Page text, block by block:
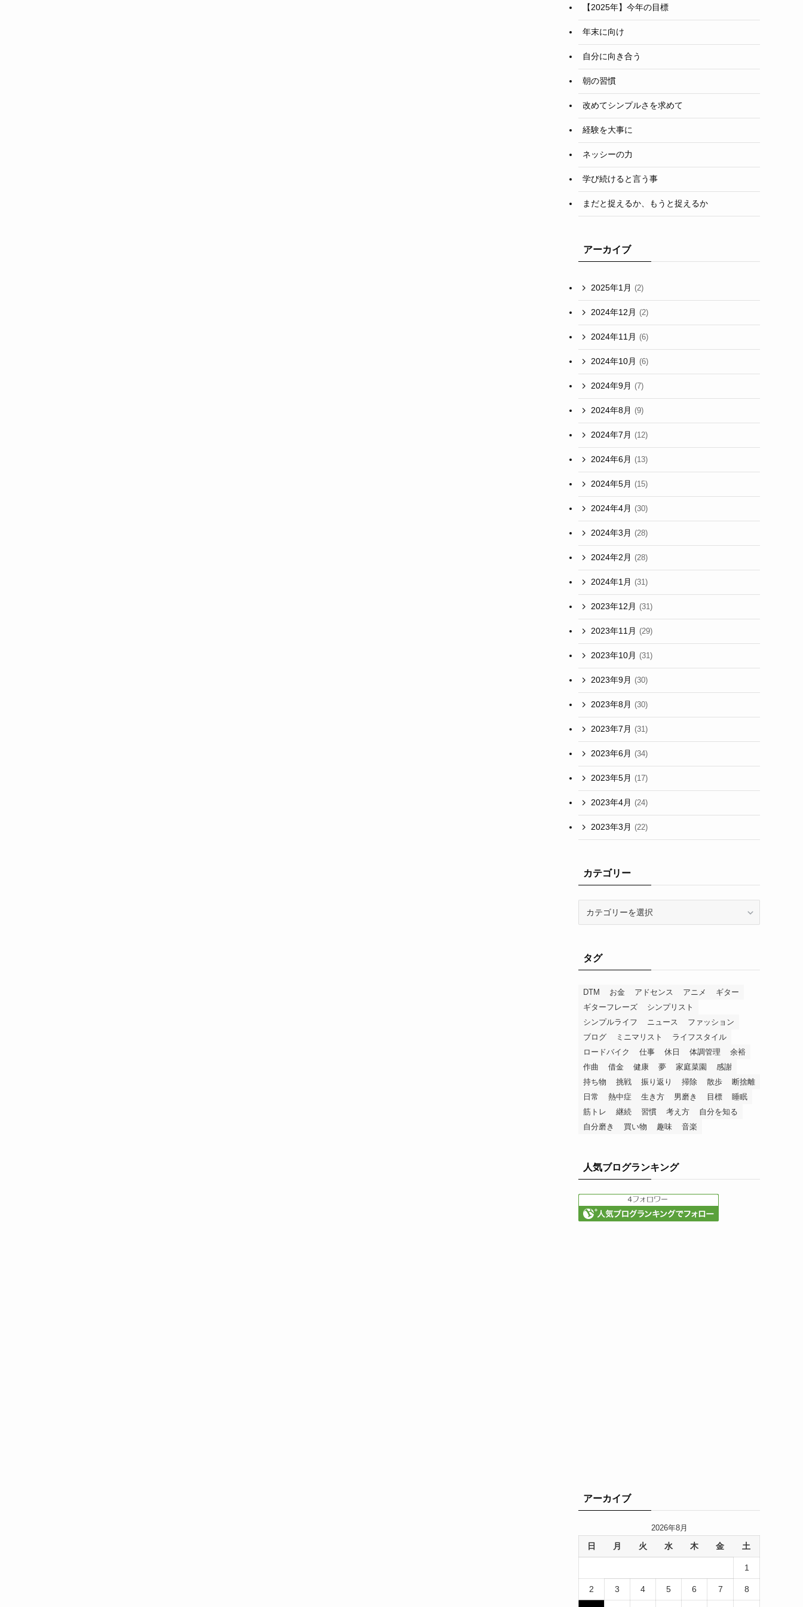
【2025年】今年の目標
年末に向け
自分に向き合う
朝の習慣
改めてシンプルさを求めて
経験を大事に
ネッシーの力
学び続けると言う事
まだと捉えるか、もうと捉えるか
アーカイブ
2025年1月 (2)
2024年12月 (2)
2024年11月 (6)
2024年10月 (6)
2024年9月 (7)
2024年8月 (9)
2024年7月 (12)
2024年6月 (13)
2024年5月 (15)
2024年4月 (30)
2024年3月 (28)
2024年2月 (28)
2024年1月 (31)
2023年12月 (31)
2023年11月 (29)
2023年10月 (31)
2023年9月 (30)
2023年8月 (30)
2023年7月 (31)
2023年6月 (34)
2023年5月 (17)
2023年4月 (24)
2023年3月 (22)
カテゴリー
ータグ
DTM お金 アドセンス アニメ
ギター
ギターフレーズ
シンプリスト
シンプルライフ
ニュース
ファッション
ブログ
ミニマリスト
ライフスタイル
ロードバイク
仕事 休日 体調管理
余裕
作曲
借金 健康 夢 家庭菜園
感謝
持ち物
挑戦 振り返り 掃除 散歩
断捨離
日常
熱中症 生き方 男磨き 目標
睡眠
筋トレ
継続 習慣 考え方
自分を知る
自分磨き
買い物 趣味 音楽
人気ブログランキング
アーカイブ
2026年8月
日 月 火 水 木 金 土
1
2 3 4 5 6 7 8